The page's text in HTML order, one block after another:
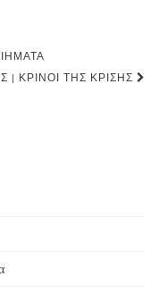
| ΚΡΊΝΟΙ ΤΗΣ ΚΡΊΣΗΣ